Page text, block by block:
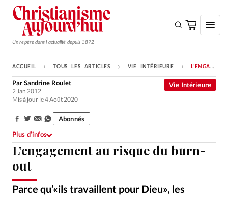
Un repère dans l'actualité depuis 1872
S'ABONNER
Monde
Opinions
Tous les articles
Faire un don
Emploi
ACCUEIL TOUS LES ARTICLES VIE INTÉRIEURE L’ENGAGEMENT AU RISQUE DU BURN-OUT
L’engagement au risque du burn-
out
Parce qu’«ils travaillent pour Dieu», les
Vie Intérieure
ParSandrine Roulet
2 Jan 2012
Mis à jour le 4 Août 2020
Partager:
Abonnés
Plus d’infos